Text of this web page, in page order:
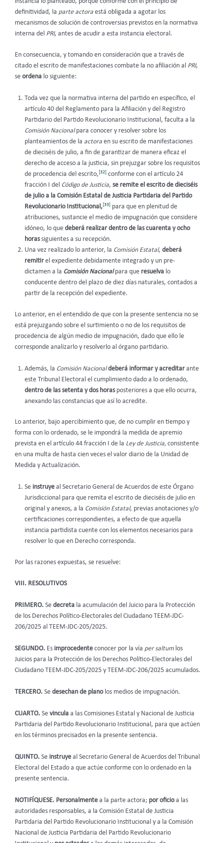
definitividad, la parte actora está obligada a agotar los
mecanismos de solución de controversias previstos en la normativa
interna del PRI, antes de acudir a esta instancia electoral.
En consecuencia, y tomando en consideración que a través de
citado el escrito de manifestaciones combate la no afiliación al PRI,
se ordena lo siguiente:
Toda vez que la normativa interna del partido en específico, el
artículo 40 del Reglamento para la Afiliación y del Registro
Partidario del Partido Revolucionario Institucional, faculta a la
Comisión Nacional para conocer y resolver sobre los
planteamientos de la actora en su escrito de manifestaciones
de dieciséis de julio, a fin de garantizar de manera eficaz el
derecho de acceso a la justicia, sin prejuzgar sobre los requisitos
de procedencia del escrito,[32] conforme con el artículo 24
fracción I del Código de Justicia, se remite el escrito de dieciséis
de julio a la Comisión Estatal de Justicia Partidaria del Partido
Revolucionario Institucional,[33] para que en plenitud de
atribuciones, sustancie el medio de impugnación que considere
idóneo, lo que deberá realizar dentro de las cuarenta y ocho
horassiguientes a su recepción.
Una vez realizado lo anterior, la Comisión Estatal, deberá
remitirel expediente debidamente integrado y un pre-
dictamen a la Comisión Nacional para que resuelva lo
conducente dentro del plazo de diez días naturales, contados a
partir de la recepción del expediente.
Lo anterior, en el entendido de que con la presente sentencia no se
está prejuzgando sobre el surtimiento o no de los requisitos de
procedencia de algún medio de impugnación, dado que ello le
corresponde analizarlo y resolverlo al órgano partidario.
Además, la Comisión Nacional deberá informar y acreditarante
este Tribunal Electoral el cumplimiento dado a lo ordenado,
dentro de las setenta y dos horasposteriores a que ello ocurra,
anexando las constancias que así lo acredite.
Lo anterior, bajo apercibimiento que, de no cumplir en tiempo y
forma con lo ordenado, se le impondrá la medida de apremio
prevista en el artículo 44 fracción I de la Ley de Justicia, consistente
en una multa de hasta cien veces el valor diario de la Unidad de
Medida y Actualización.
Se instruye al Secretario General de Acuerdos de este Órgano
Jurisdiccional para que remita el escrito de dieciséis de julio en
original y anexos, a la Comisión Estatal, previas anotaciones y/o
certificaciones correspondientes, a efecto de que aquella
instancia partidista cuente con los elementos necesarios para
resolver lo que en Derecho corresponda.
Por las razones expuestas, se resuelve:
VIII. RESOLUTIVOS
PRIMERO. Se decreta la acumulación del Juicio para la Protección
de los Derechos Político-Electorales del Ciudadano TEEM-JDC-
206/2025 al TEEM-JDC-205/2025.
SEGUNDO. Es improcedente conocer por la vía per saltum los
Juicios para la Protección de los Derechos Político-Electorales del
Ciudadano TEEM-JDC-205/2025 y TEEM-JDC-206/2025 acumulados.
TERCERO. Se desechan de planolos medios de impugnación.
CUARTO. Se vincula a las Comisiones Estatal y Nacional de Justicia
Partidaria del Partido Revolucionario Institucional, para que actúen
en los términos precisados en la presente sentencia.
QUINTO. Se instruye al Secretario General de Acuerdos del Tribunal
Electoral del Estado a que actúe conforme con lo ordenado en la
presente sentencia.
NOTIFÍQUESE. Personalmente a la parte actora; por oficioa las
autoridades responsables, a la Comisión Estatal de Justicia
Partidaria del Partido Revolucionario Institucional y a la Comisión
Nacional de Justicia Partidaria del Partido Revolucionario